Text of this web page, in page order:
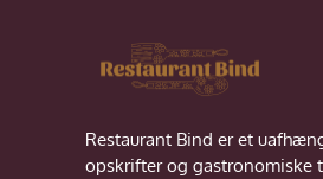
Restaurant Bind er et
opskrifter og gastronomiske